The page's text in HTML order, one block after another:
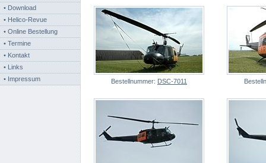
• Download
• Helico-Revue
• Online Bestellung
• Termine
• Kontakt
• Links
• Impressum
Bestellnummer: DSC-7011